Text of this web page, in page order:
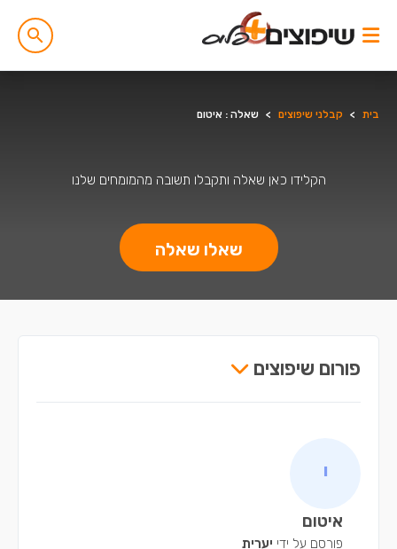
בית > קבלני שיפוצים > שאלה : איטום
הקלידו כאן שאלה ותקבלו תשובה מהמומחים שלנו
שאלו שאלה
פורום שיפוצים
איטום
פורסם על ידי יערית